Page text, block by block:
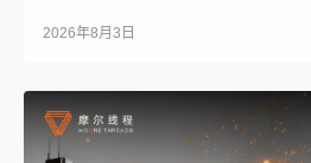
2026年8月3日